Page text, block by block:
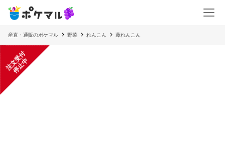
産直・通販のポケマル 野菜 れんこん 藤れんこん
注
文
受
付
停
止
中